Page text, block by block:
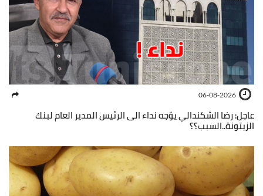
06-08-2026
عاجل: رضا الشكندالي يوّجه نداء الى الرئيس المدير العام لبنك
الزيتونة..السبب؟؟